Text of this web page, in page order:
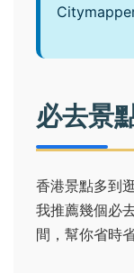
Citymapper
必去景
香港景點多到
我推薦幾個必
間，幫你省時省